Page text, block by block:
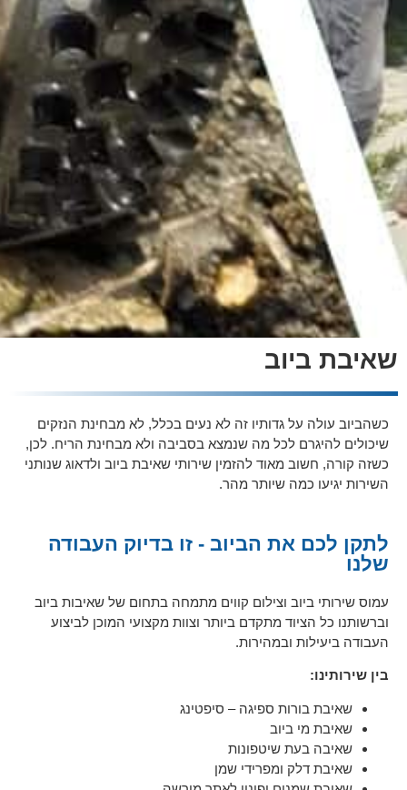
שאיבת ביוב
כשהביוב עולה על גדותיו זה לא נעים בכלל, לא מבחינת הנזקים
שיכולים להיגרם לכל מה שנמצא בסביבה ולא מבחינת הריח. לכן,
כשזה קורה, חשוב מאוד להזמין שירותי שאיבת ביוב ולדאוג שנותני
השירות יגיעו כמה שיותר מהר.
לתקן לכם את הביוב - זו בדיוק העבודה
שלנו
עמוס שירותי ביוב וצילום קווים מתמחה בתחום של שאיבות ביוב
וברשותנו כל הציוד מתקדם ביותר וצוות מקצועי המוכן לביצוע
העבודה ביעילות ובמהירות.
בין שירותינו:
שאיבת בורות ספיגה – סיפטינג
שאיבת מי ביוב
שאיבה בעת שיטפונות
שאיבת דלק ומפרידי שמן